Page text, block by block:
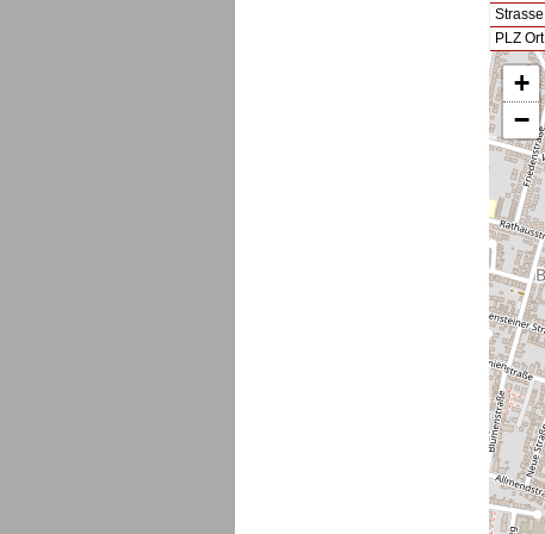
Strasse
PLZ Ort
+
−